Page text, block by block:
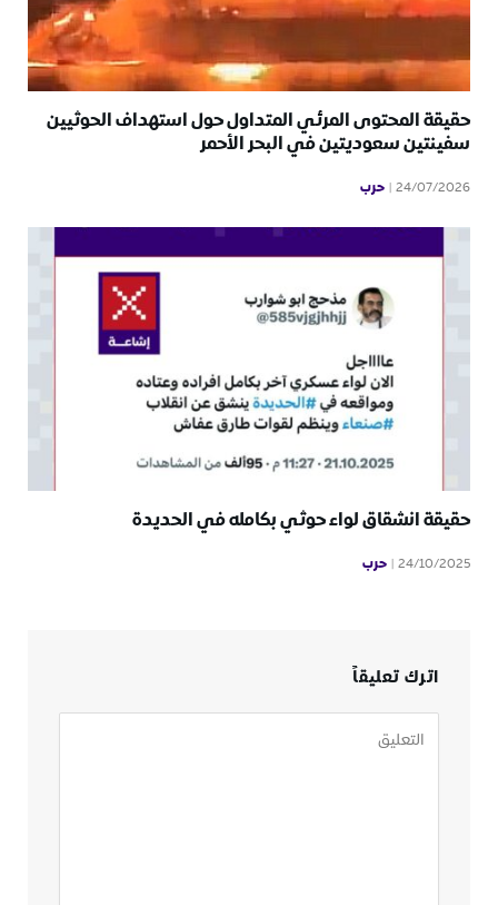
حقيقة المحتوى المرئي المتداول حول استهداف الحوثيين
سفينتين سعوديتين في البحر الأحمر
24/07/2026 حرب
حقيقة انشقاق لواء حوثي بكامله في الحديدة
24/10/2025 حرب
اترك تعليقاً